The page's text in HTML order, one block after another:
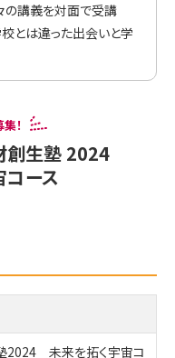
の講義を対面で受講
とは違った出会いと学
！
創生塾 2024
コース
2024 未来を拓く宇宙コ